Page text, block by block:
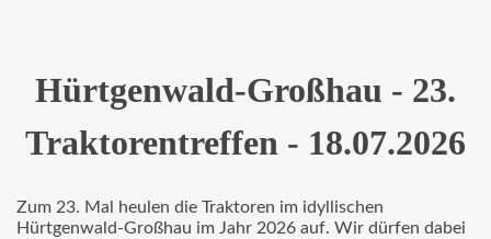
Hürtgenwald-Großhau - 23.
Traktorentreffen - 18.07.2026
Zum 23. Mal heulen die Traktoren im idyllischen
Hürtgenwald-Großhau im Jahr 2026 auf. Wir dürfen dabei